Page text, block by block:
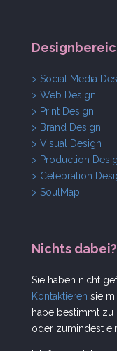
> Social Media
> Web Design
> Print Design
> Brand Design
> Visual Design
> Production
> Celebration
> SoulMap
Nichts dabei?
Sie haben nicht
Kontaktieren sie
habe bestimmt
oder zumindest